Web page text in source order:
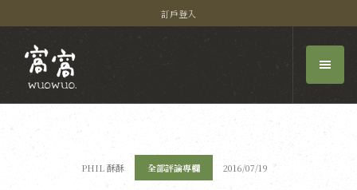
訂戶登入
PHIL 酥酥 全部評論專欄 2016/07/19